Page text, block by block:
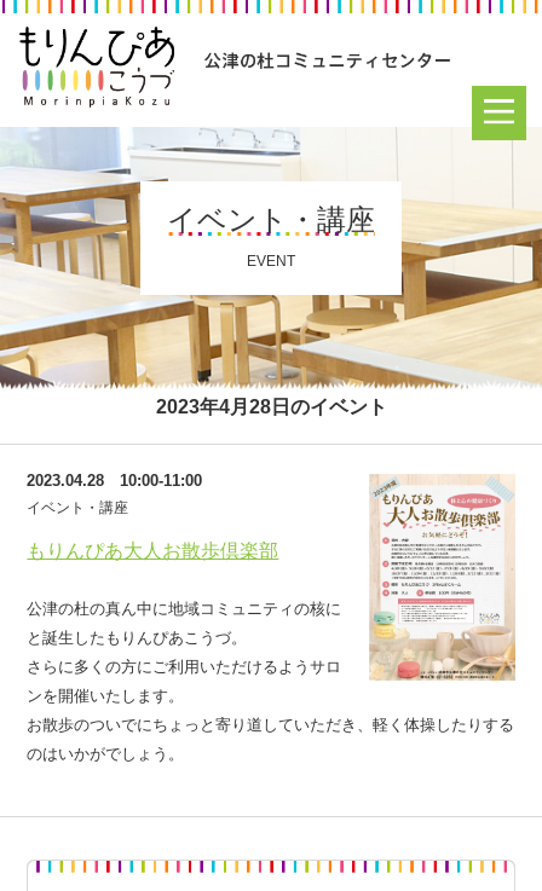
イベント・講座
EVENT
2023年4月28日のイベント
もりんぴあ大人お散歩倶楽部
2023.04.28 10:00-11:00
イベント・講座
公津の杜の真ん中に地域コミュニティの核に
と誕生したもりんぴあこうづ。
さらに多くの方にご利用いただけるようサロ
ンを開催いたします。
お散歩のついでにちょっと寄り道していただき、軽く体操したりする
のはいかがでしょう。